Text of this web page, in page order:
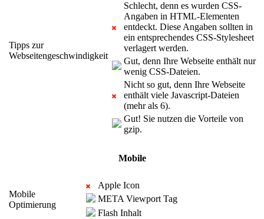
Tipps zur
Webseitengeschwindigkeit
Schlecht, denn es wurden CSS-
Angaben in HTML-Elementen
entdeckt. Diese Angaben sollten in
ein entsprechendes CSS-Stylesheet
verlagert werden.
Gut, denn Ihre Webseite enthält nur
wenig CSS-Dateien.
Nicht so gut, denn Ihre Webseite
enthält viele Javascript-Dateien
(mehr als 6).
Gut! Sie nutzen die Vorteile von
gzip.
Mobile
Mobile
Optimierung
Apple Icon
META Viewport Tag
Flash Inhalt